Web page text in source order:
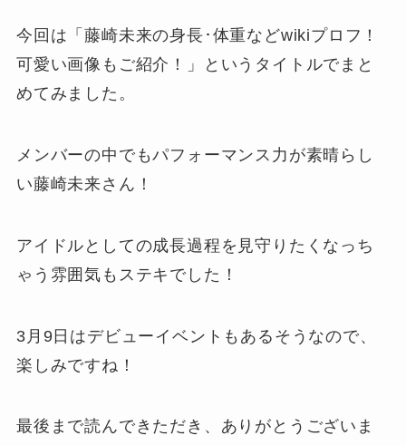
今回は「藤崎未来の身長･体重などwikiプロフ！
可愛い画像もご紹介！」というタイトルでまと
めてみました。
メンバーの中でもパフォーマンス力が素晴らし
い藤崎未来さん！
アイドルとしての成長過程を見守りたくなっち
ゃう雰囲気もステキでした！
3月9日はデビューイベントもあるそうなので、
楽しみですね！
最後まで読んできただき、ありがとうございま